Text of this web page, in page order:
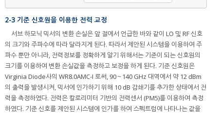
2-3 기준 신호원을 이용한 전력 교정
서브 하모닉 믹서의 변환 손실은 앞 절에서 언급한 바와 같이 LO 및 RF 신호
의 크기와 주파수에 따라 달라지게 된다. 따라서 제안된 시스템을 이용하여 주
파수 뿐만 아니라, 전력정보를 정확하게 알기 위해서는 기준이 되는 신호원의
크기를 이용하여 변환 손실값을 측정하고 보정을 하게 된다. 기준 신호원은
Virginia Diode사의 WR8.0AMC-I 로써, 90～140 GHz 대역에서 약 12 dBm
의 출력을 발생시켜, 믹서에 인가하기 위해 10 dB 감쇄기를 추가한 상태에서 전
력을 측정하였다. 전력은 칼로리미터 기반의 전력센서 (PM5)를 이용하여 측정
하였다. 기준 신호를 제안된 시스템에 인가를 하여 스펙트럼에 나타나는 값을